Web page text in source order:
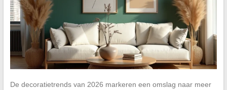
De decoratietrends van 2026 markeren een omslag naar meer